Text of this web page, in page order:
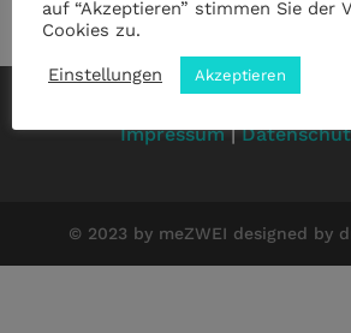
Impressum|
© 2023 by meZWEI designed by
auf “Akzeptieren” stimmen Sie der
Cookies zu.
Einstellungen Akzeptieren